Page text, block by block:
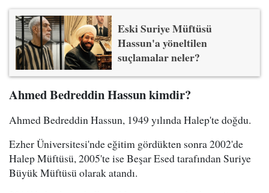
Eski Suriye Müftüsü
Hassun'a yöneltilen
suçlamalar neler?
Ahmed Bedreddin Hassun kimdir?
Ahmed Bedreddin Hassun, 1949 yılında Halep'te doğdu.
Ezher Üniversitesi'nde eğitim gördükten sonra 2002'de
Halep Müftüsü, 2005'te ise Beşar Esed tarafından Suriye
Büyük Müftüsü olarak atandı.